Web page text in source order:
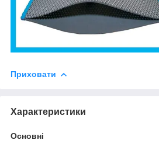
Приховати
Характеристики
Основні